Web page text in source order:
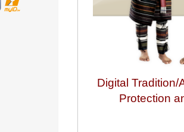
Digital
Protection